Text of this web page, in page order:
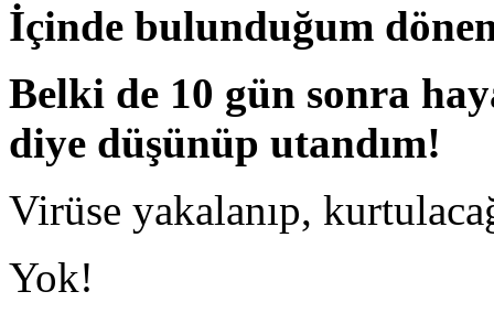
İçinde bulunduğum
Belki de 10 gün sonra
diye düşünüp utandım!
Virüse yakalanıp,
Yok!